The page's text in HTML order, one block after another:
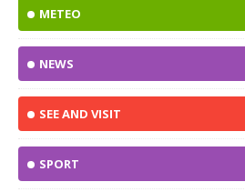
METEO
NEWS
SEE AND VISIT
SPORT